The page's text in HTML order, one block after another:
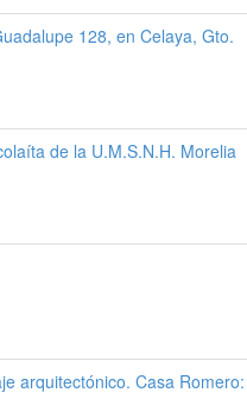
128, en Celaya, Gto.
de la U.M.S.N.H. Morelia
arquitectónico. Casa Romero: